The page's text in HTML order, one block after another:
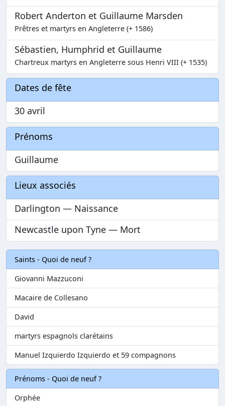
Robert Anderton et Guillaume Marsden
Prêtres et martyrs en Angleterre (+ 1586)
Sébastien, Humphrid et Guillaume
Chartreux martyrs en Angleterre sous Henri VIII (+ 1535)
Dates de fête
30 avril
Prénoms
Guillaume
Lieux associés
Darlington — Naissance
Newcastle upon Tyne — Mort
Saints - Quoi de neuf ?
Giovanni Mazzuconi
Macaire de Collesano
David
martyrs espagnols clarétains
Manuel Izquierdo Izquierdo et 59 compagnons
Prénoms - Quoi de neuf ?
Orphée